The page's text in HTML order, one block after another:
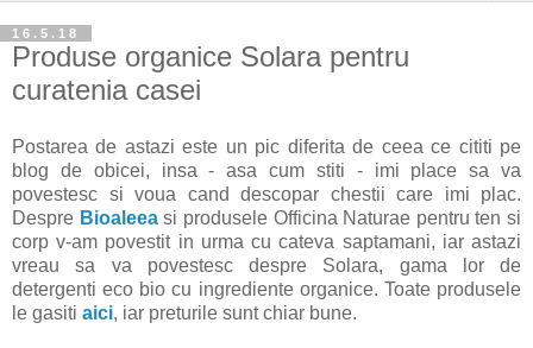
16.5.18
Produse organice Solara pentru
curatenia casei
Postarea de astazi este un pic diferita de ceea ce cititi pe
blog de obicei, insa - asa cum stiti - imi place sa va
povestesc si voua cand descopar chestii care imi plac.
Despre Bioaleeasi produsele Officina Naturae pentru ten si
corp v-am povestit in urma cu cateva saptamani, iar astazi
vreau sa va povestesc despre Solara, gama lor de
detergenti eco bio cu ingrediente organice. Toate produsele
le gasiti aici, iar preturile sunt chiar bune.